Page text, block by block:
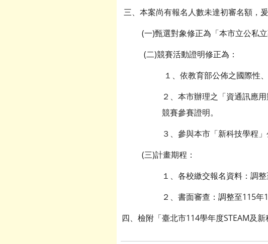
三、本案尚有報名人數未達初審名額，
(一)甄選對象修正為「本市立公私立
(二)競賽活動證明修正為：
１、依教育部公佈之國際性
２、本市辦理之「資通訊應
競賽參賽證明。
３、參與本市「新科技學程
(三)計畫期程：
１、各校繳交報名資料：調
２、書面審查：調整至115年
四、檢附「臺北市114學年度STEAM及